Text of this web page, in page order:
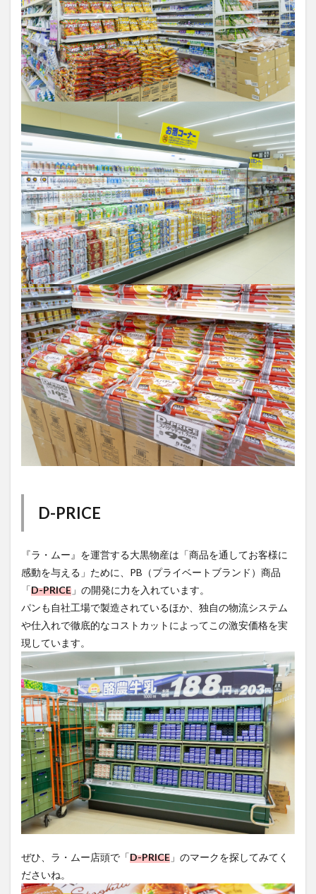
D-PRICE
『ラ・ムー』を運営する大黒物産は「商品を通してお客様に
感動を与える」ために、PB（プライベートブランド）商品
「D-PRICE 」の開発に力を入れています。
パンも自社工場で製造されているほか、独自の物流システム
や仕入れで徹底的なコストカットによってこの激安価格を実
現しています。
ぜひ、ラ・ムー店頭で「D-PRICE 」のマークを探してみてく
ださいね。